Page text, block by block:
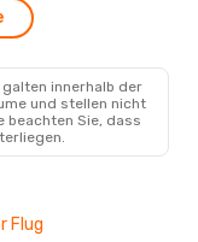
innerhalb der
und stellen nicht
beachten Sie, dass
Flug